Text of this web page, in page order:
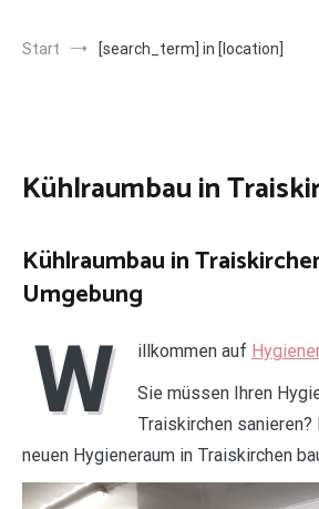
Start [search_term] in [location]
Kühlraumbau in
Kühlraumbau in
Umgebung
W illkommen auf
Sie müssen Ihren
Traiskirchen
neuen Hygieneraum in Traiskirchen